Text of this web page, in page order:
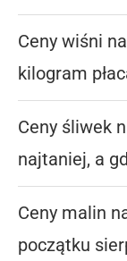
Ceny wiśni
kilogram
Ceny śliwek
najtaniej, a
Ceny malin
początku